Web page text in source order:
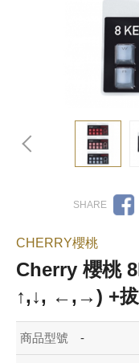
CHERRY櫻桃
Cherry 櫻桃
↑,↓, ←,→) +拔
商品型號 -